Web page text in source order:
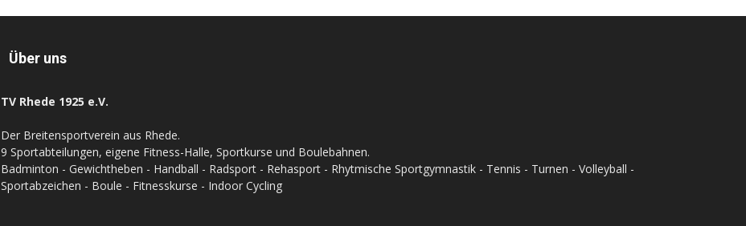
Über uns
TV Rhede 1925 e.V.
Der Breitensportverein aus Rhede.
9 Sportabteilungen, eigene Fitness-Halle, Sportkurse und Boulebahnen.
Badminton - Gewichtheben - Handball - Radsport - Rehasport - Rhytmische Sportgymnastik - Tennis - Turnen - Volleyball -
Sportabzeichen - Boule - Fitnesskurse - Indoor Cycling